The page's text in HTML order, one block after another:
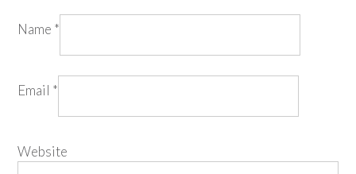
Name *
Email *
Website